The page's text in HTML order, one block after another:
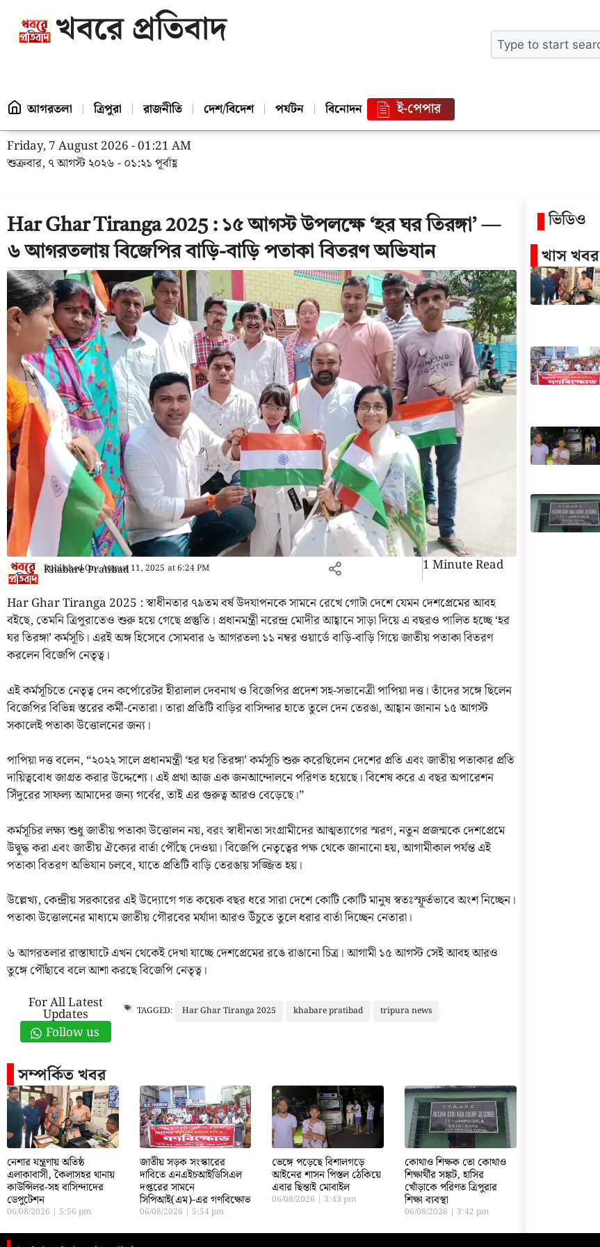
খবরে প্রতিবাদ
আগরতলা ত্রিপুরা রাজনীতি দেশ/বিদেশ পর্যটন বিনোদন ই-পেপার
Friday, 7 August 2026 - 01:21 AM
শুক্রবার, ৭ আগস্ট ২০২৬ - ০১:২১ পূর্বাহ্ণ
Har Ghar Tiranga 2025 : ১৫ আগস্ট উপলক্ষে ‘হর ঘর তিরঙ্গা’ —
৬ আগরতলায় বিজেপির বাড়ি-বাড়ি পতাকা বিতরণ অভিযান
Khabare Pratibad
Published On:August 11, 2025 at6:24 PM
1 Minute Read
Har Ghar Tiranga 2025 : স্বাধীনতার ৭৯তম বর্ষ উদযাপনকে সামনে রেখে গোটা দেশে যেমন দেশপ্রেমের আবহ
বইছে, তেমনি ত্রিপুরাতেও শুরু হয়ে গেছে প্রস্তুতি। প্রধানমন্ত্রী নরেন্দ্র মোদীর আহ্বানে সাড়া দিয়ে এ বছরও পালিত হচ্ছে ‘হর
ঘর তিরঙ্গা’ কর্মসূচি। এরই অঙ্গ হিসেবে সোমবার ৬ আগরতলা ১১ নম্বর ওয়ার্ডে বাড়ি-বাড়ি গিয়ে জাতীয় পতাকা বিতরণ
করলেন বিজেপি নেতৃত্ব।
এই কর্মসূচিতে নেতৃত্ব দেন কর্পোরেটর হীরালাল দেবনাথ ও বিজেপির প্রদেশ সহ-সভানেত্রী পাপিয়া দত্ত। তাঁদের সঙ্গে ছিলেন
বিজেপির বিভিন্ন স্তরের কর্মী-নেতারা। তারা প্রতিটি বাড়ির বাসিন্দার হাতে তুলে দেন তেরঙা, আহ্বান জানান ১৫ আগস্ট
সকালেই পতাকা উত্তোলনের জন্য।
পাপিয়া দত্ত বলেন, “২০২২ সালে প্রধানমন্ত্রী ‘হর ঘর তিরঙ্গা’ কর্মসূচি শুরু করেছিলেন দেশের প্রতি এবং জাতীয় পতাকার প্রতি
দায়িত্ববোধ জাগ্রত করার উদ্দেশ্যে। এই প্রথা আজ এক জনআন্দোলনে পরিণত হয়েছে। বিশেষ করে এ বছর অপারেশন
সিঁদুরের সাফল্য আমাদের জন্য গর্বের, তাই এর গুরুত্ব আরও বেড়েছে।”
কর্মসূচির লক্ষ্য শুধু জাতীয় পতাকা উত্তোলন নয়, বরং স্বাধীনতা সংগ্রামীদের আত্মত্যাগের স্মরণ, নতুন প্রজন্মকে দেশপ্রেমে
উদ্বুদ্ধ করা এবং জাতীয় ঐক্যের বার্তা পৌঁছে দেওয়া। বিজেপি নেতৃত্বের পক্ষ থেকে জানানো হয়, আগামীকাল পর্যন্ত এই
পতাকা বিতরণ অভিযান চলবে, যাতে প্রতিটি বাড়ি তেরঙায় সজ্জিত হয়।
উল্লেখ্য, কেন্দ্রীয় সরকারের এই উদ্যোগে গত কয়েক বছর ধরে সারা দেশে কোটি কোটি মানুষ স্বতঃস্ফূর্তভাবে অংশ নিচ্ছেন।
পতাকা উত্তোলনের মাধ্যমে জাতীয় গৌরবের মর্যাদা আরও উঁচুতে তুলে ধরার বার্তা দিচ্ছেন নেতারা।
৬ আগরতলার রাস্তাঘাটে এখন থেকেই দেখা যাচ্ছে দেশপ্রেমের রঙে রাঙানো চিত্র। আগামী ১৫ আগস্ট সেই আবহ আরও
তুঙ্গে পৌঁছাবে বলে আশা করছে বিজেপি নেতৃত্ব।
For All Latest
Updates
Follow us
TAGGED: Har Ghar Tiranga 2025 khabare pratibad tripura news
সম্পর্কিত খবর
নেশার যন্ত্রণায় অতিষ্ঠ
এলাকাবাসী, কৈলাসহর থানায়
কাউন্সিলর-সহ বাসিন্দাদের
ডেপুটেশন
06/08/2026 5:56 pm
জাতীয় সড়ক সংস্কারের
দাবিতে এনএইচআইডিসিএল
দপ্তরের সামনে
সিপিআই(এম)-এর গণবিক্ষোভ
06/08/2026 5:54 pm
ভেঙ্গে পড়েছে বিশালগড়ে
আইনের শাসন পিস্তল ঠেকিয়ে
এবার ছিন্তাই মোবাইল
06/08/2026 3:43 pm
কোথাও শিক্ষক তো কোথাও
শিক্ষার্থীর সঙ্কট, হাসির
খোঁড়াকে পরিণত ত্রিপুরার
শিক্ষা ব্যবস্থা
06/08/2026 3:42 pm
ভিডিও
খাস খবর